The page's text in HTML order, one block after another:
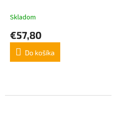
Skladom
€57,80
Do košíka